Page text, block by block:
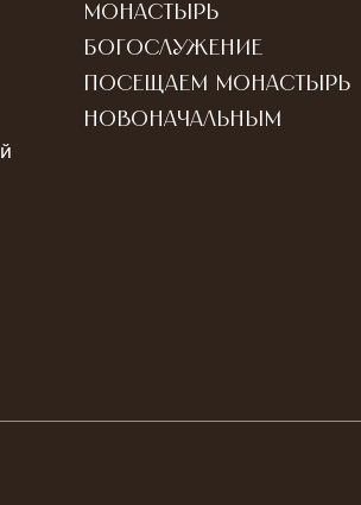
Монастырь
Богослужение
Посещаем монастырь
Новоначальным